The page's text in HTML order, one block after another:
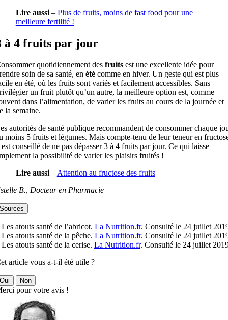
Lire aussi– Plus de fruits, moins de fast food pour une
meilleure fertilité !
à 4 fruits par jour
quotidiennement des fruitsest une excellente idée pour
soin de sa santé, en été comme en hiver. Un geste qui est plus
en été, où les fruits sont variés et facilement accessibles. Sans
un fruit plutôt qu’un autre, la meilleure option est, comme
dans l’alimentation, de varier les fruits au cours de la journée et
la semaine.
autorités de santé publique recommandent de consommer chaque
moins 5 fruits et légumes. Mais compte-tenu de leur teneur en
conseillé de ne pas dépasser 3 à 4 fruits par jour. Ce qui laisse
la possibilité de varier les plaisirs fruités !
Lire aussi–Attention au fructose des fruits
B., Docteur en Pharmacie
atouts santé de l’abricot. La Nutrition.fr. Consulté le 24 juillet
atouts santé de la pêche. La Nutrition.fr. Consulté le 24 juillet
atouts santé de la cerise. La Nutrition.fr. Consulté le 24 juillet
article vous a-t-il été utile ?
Non
pour votre avis !